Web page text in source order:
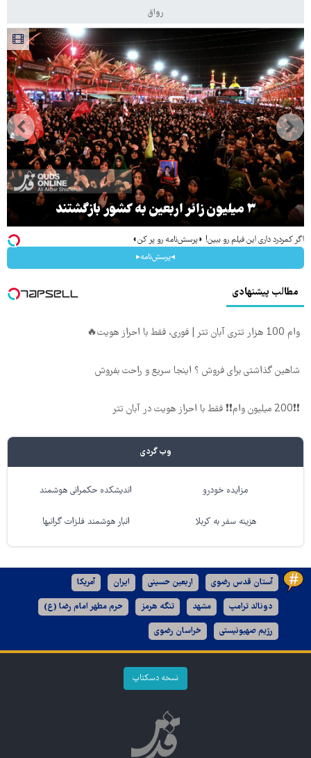
رواق
۳ میلیون زائر اربعین به کشور بازگشتند
اگر کمردرد داری این فیلم رو ببین! ◗پرسش‌نامه رو پر کن◖
◂پرسش‌نامه▸
مطالب پیشنهادی
وام 100 هزار تتری آبان تتر | فوری، فقط با احراز هویت🔥
شاهین گذاشتی برای فروش ؟ اینجا سریع و راحت بفروش
❗❗200 میلیون وام❗❗ فقط با احراز هویت در آبان تتر
وب گردی
مزایده خودرو اندیشکده حکمرانی هوشمند
هزینه سفر به کربلا انبار هوشمند فلزات گرانبها
آستان قدس رضوی اربعین حسینی ایران آمریکا
دونالد ترامپ مشهد تنگه هرمز حرم مطهر امام رضا (ع)
رژیم صهیونیستی خراسان رضوی
نسخه دسکتاپ